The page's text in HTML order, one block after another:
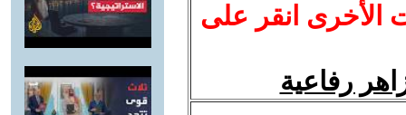
الأخرى انقر على
رفاعية